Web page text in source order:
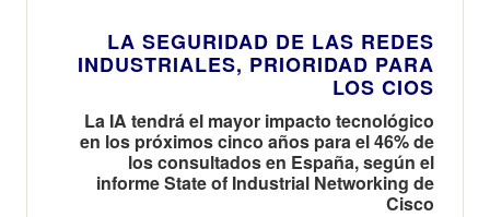
LA SEGURIDAD DE LAS REDES
INDUSTRIALES, PRIORIDAD PARA
LOS CIOS
La IA tendrá el mayor impacto tecnológico
en los próximos cinco años para el 46% de
los consultados en España, según el
informe State of Industrial Networking de
Cisco